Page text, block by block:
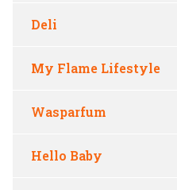
Deli
My Flame Lifestyle
Wasparfum
Hello Baby